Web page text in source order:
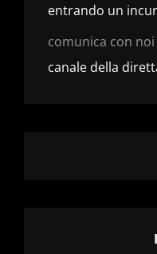
entrando un
comunica con
canale della